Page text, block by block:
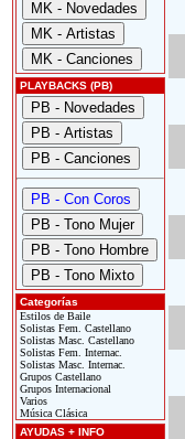
PLAYBACKS (PB)
Categorías
Estilos de Baile
Solistas Fem. Castellano
Solistas Masc. Castellano
Solistas Fem. Internac.
Solistas Masc. Internac.
Grupos Castellano
Grupos Internacional
Varios
Música Clásica
AYUDAS + INFO